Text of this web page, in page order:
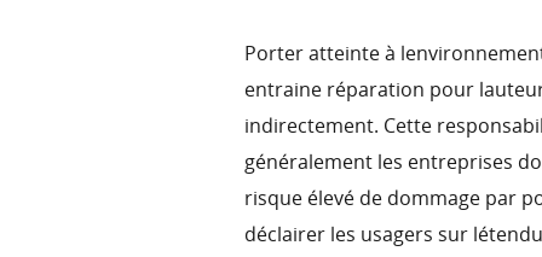
Porter atteinte à
entraine réparation pour
indirectement. Cette
généralement les entreprises
risque élevé de dommage par
déclairer les usagers sur